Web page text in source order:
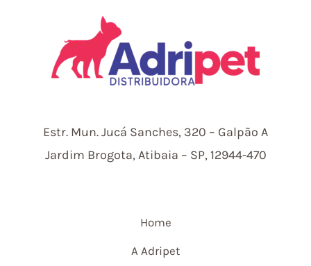
Estr. Mun.Jucá Sanches, 320 – Galpão A
Jardim Brogota, Atibaia – SP, 12944-470
Home
A Adripet